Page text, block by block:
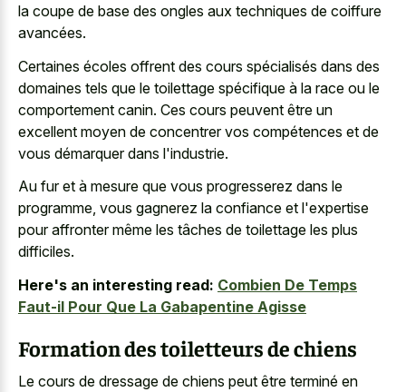
la coupe de base des ongles aux techniques de coiffure
avancées.
Certaines écoles offrent des cours spécialisés dans des
domaines tels que le toilettage spécifique à la race ou le
comportement canin. Ces cours peuvent être un
excellent moyen de concentrer vos compétences et de
vous démarquer dans l'industrie.
Au fur et à mesure que vous progresserez dans le
programme, vous gagnerez la confiance et l'expertise
pour affronter même les tâches de toilettage les plus
difficiles.
Here's an interesting read: Combien De Temps
Faut-il Pour Que La Gabapentine Agisse
Formation des toiletteurs de chiens
Le cours de dressage de chiens peut être terminé en